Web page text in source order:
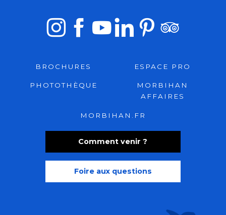
Comment venir ?
Foire aux questions
BROCHURES ESPACE PRO
PHOTOTHÈQUE
MORBIHAN
AFFAIRES
MORBIHAN.FR